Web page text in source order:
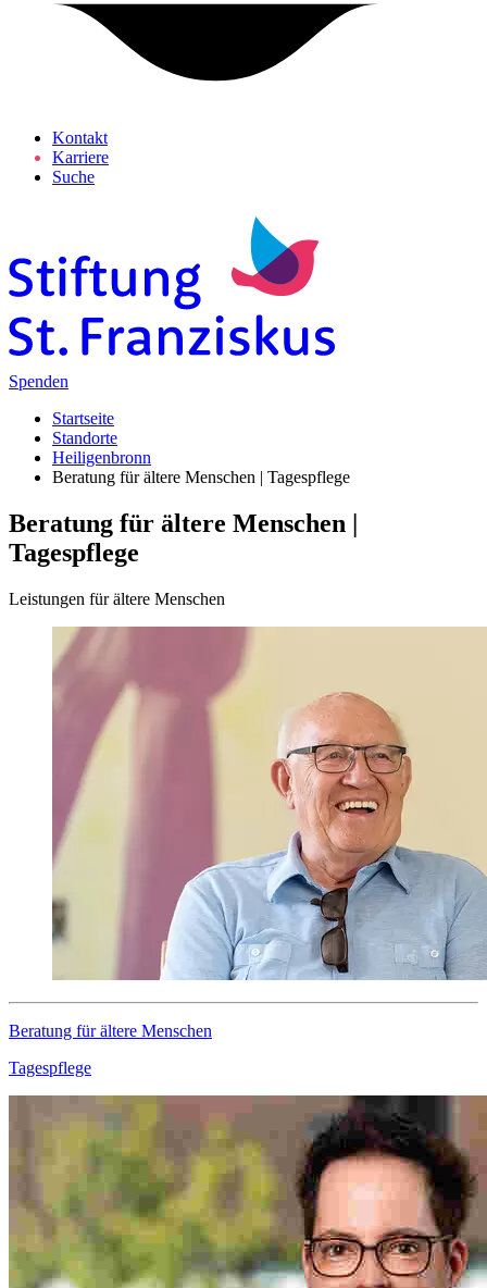
Kontakt
Karriere
Suche
Spenden
Startseite
Standorte
Heiligenbronn
Beratung für ältere Menschen | Tagespflege
Beratung für ältere Menschen |
Tagespflege
Leistungen für ältere Menschen
Beratung für ältere Menschen
Tagespflege